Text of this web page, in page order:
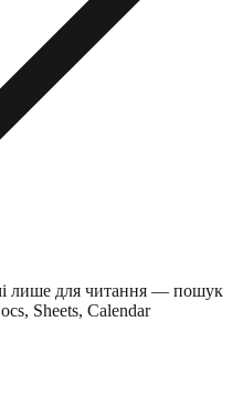
лише для читання — пошук
Sheets, Calendar